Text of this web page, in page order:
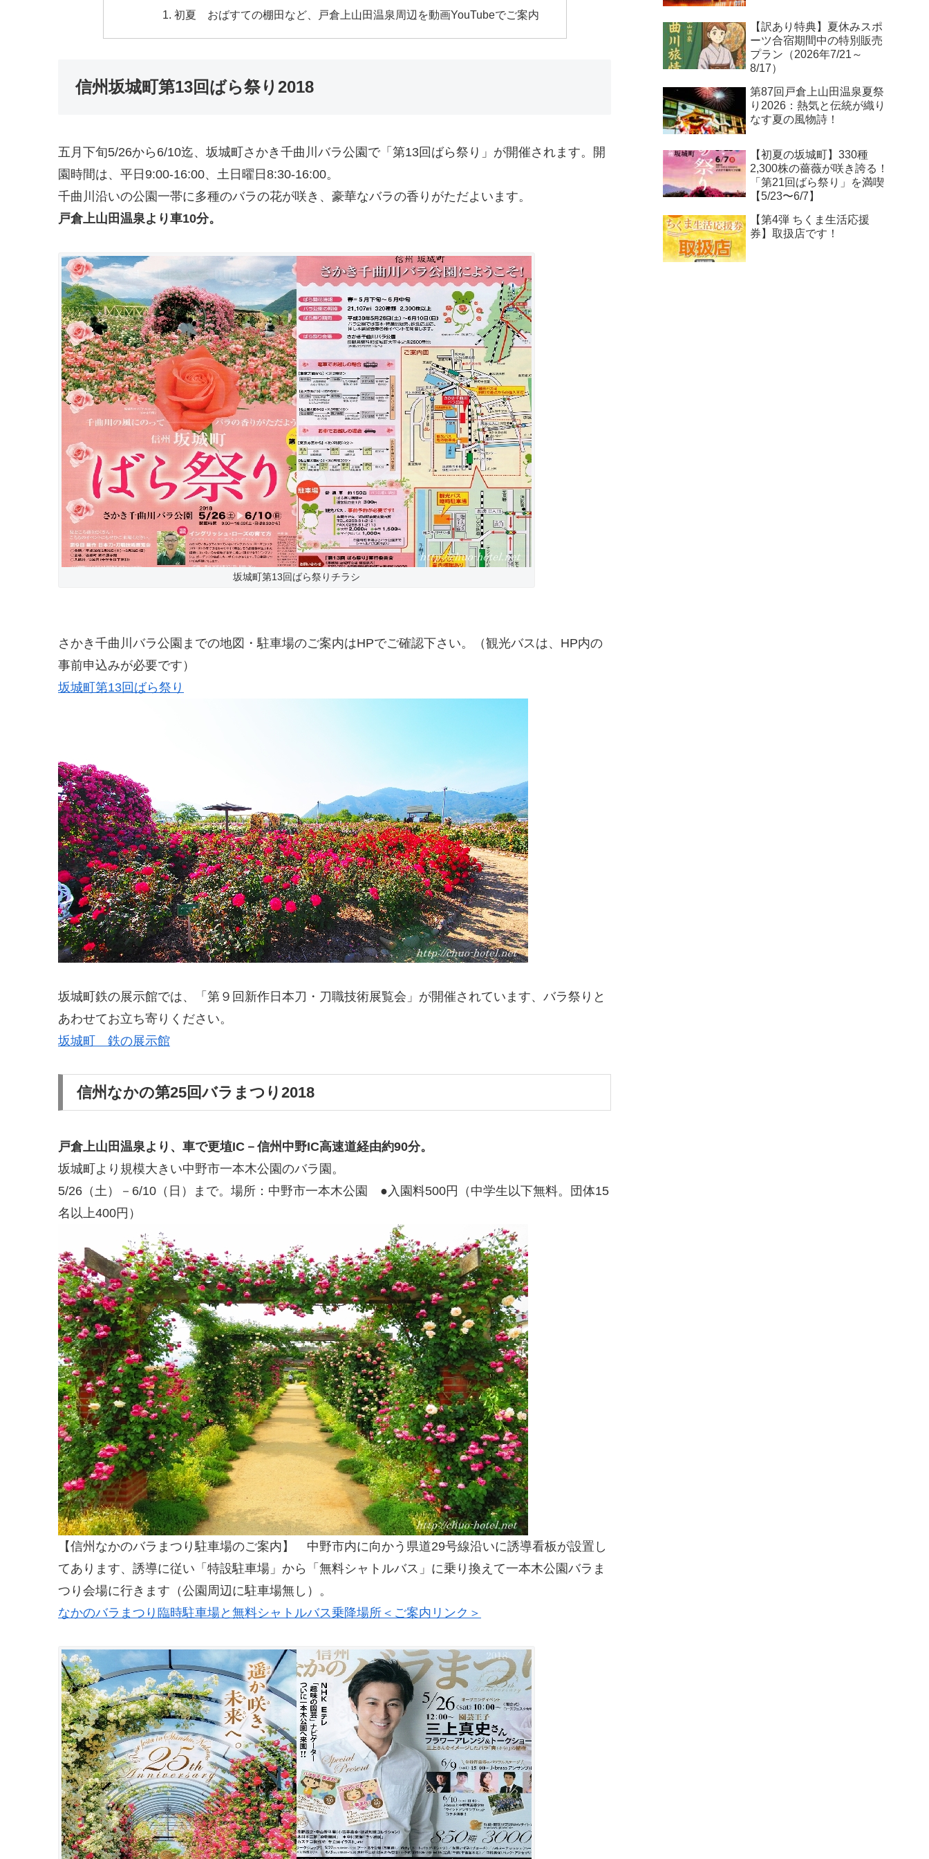
初夏 おばすての棚田など、戸倉上山田温泉周辺を動画YouTubeでご案内
信州坂城町第13回ばら祭り2018
五月下旬5/26から6/10迄、坂城町さかき千曲川バラ公園で「第13回ばら祭り」が開催されます。開
園時間は、平日9:00-16:00、土日曜日8:30-16:00。
千曲川沿いの公園一帯に多種のバラの花が咲き、豪華なバラの香りがただよいます。
戸倉上山田温泉より車10分。
坂城町第13回ばら祭りチラシ
さかき千曲川バラ公園までの地図・駐車場のご案内はHPでご確認下さい。（観光バスは、HP内の
事前申込みが必要です）
坂城町第13回ばら祭り
坂城町鉄の展示館では、「第９回新作日本刀・刀職技術展覧会」が開催されています、バラ祭りと
あわせてお立ち寄りください。
坂城町 鉄の展示館
信州なかの第25回バラまつり2018
戸倉上山田温泉より、車で更埴IC－信州中野IC高速道経由約90分。
坂城町より規模大きい中野市一本木公園のバラ園。
5/26（土）－6/10（日）まで。場所：中野市一本木公園 ●入園料500円（中学生以下無料。団体15
名以上400円）
【信州なかのバラまつり駐車場のご案内】 中野市内に向かう県道29号線沿いに誘導看板が設置し
てあります、誘導に従い「特設駐車場」から「無料シャトルバス」に乗り換えて一本木公園バラま
つり会場に行きます（公園周辺に駐車場無し）。
なかのバラまつり臨時駐車場と無料シャトルバス乗降場所＜ご案内リンク＞
【訳あり特典】夏休みスポ
ーツ合宿期間中の特別販売
プラン（2026年7/21～
8/17）
第87回戸倉上山田温泉夏祭
り2026：熱気と伝統が織り
なす夏の風物詩！
【初夏の坂城町】330種
2,300株の薔薇が咲き誇る！
「第21回ばら祭り」を満喫
【5/23〜6/7】
【第4弾 ちくま生活応援
券】取扱店です！